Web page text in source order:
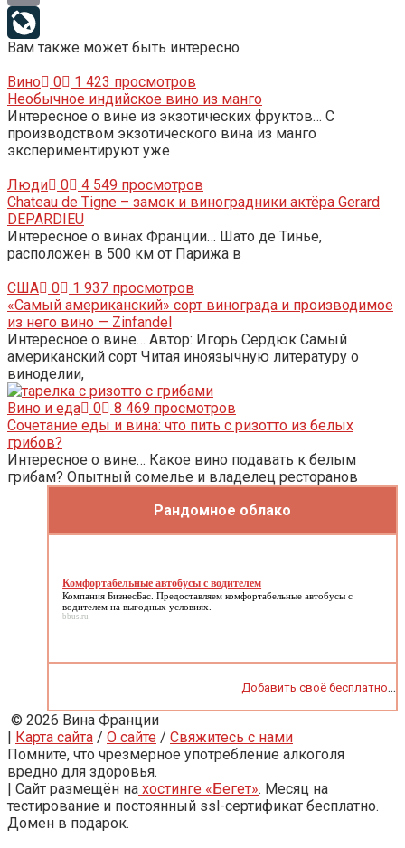
Email
LiveJournal
Вам также может быть интересно
Вино
0
1 423 просмотров
Необычное индийское вино из манго
Интересное о вине из экзотических фруктов… С
производством экзотического вина из манго
экспериментируют уже
Люди
0
4 549 просмотров
Chateau de Tigne – замок и виноградники актёра Gerard
DEPARDIEU
Интересное о винах Франции… Шато де Тинье,
расположен в 500 км от Парижа в
США
0
1 937 просмотров
«Самый американский» сорт винограда и производимое
из него вино — Zinfandel
Интересное о вине… Автор: Игорь Сердюк Самый
американский сорт Читая иноязычную литературу о
виноделии,
Вино и еда
0
8 469 просмотров
Сочетание еды и вина: что пить с ризотто из белых
грибов?
Интересное о вине… Какое вино подавать к белым
грибам? Опытный сомелье и владелец ресторанов
Рандомное облако
Комфортабельные автобусы с водителем
Компания БизнесБас. Предоставляемкомфортабельные автобусы с
водителем на выгодных условиях.
bbus.ru
Добавить своё бесплатно...
© 2026 Вина Франции
Карта сайта / О сайте / Свяжитесь с нами
Помните, что чрезмерное употребление алкоголя
вредно для здоровья.
| Сайт размещён на хостинге «Бегет». Месяц на
тестирование и постоянный ssl-сертификат бесплатно.
Домен в подарок.